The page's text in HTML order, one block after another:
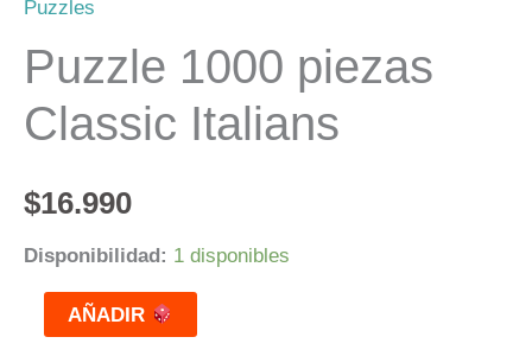
Puzzles
Puzzle 1000 piezas
Classic Italians
$16.990
Disponibilidad: 1 disponibles
AÑADIR